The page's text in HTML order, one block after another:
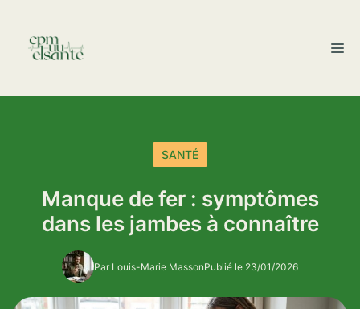
contenu
SANTÉ
Manque de fer : symptômes
dans les jambes à connaître
Par Louis-Marie MassonPublié le 23/01/2026